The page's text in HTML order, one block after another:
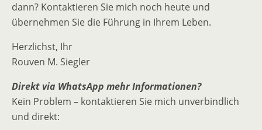
dann? Kontaktieren Sie mich noch heute und
übernehmen Sie die Führung in Ihrem Leben.
Herzlichst, Ihr
Rouven M. Siegler
Direkt via WhatsApp mehr Informationen?
Kein Problem – kontaktieren Sie mich unverbindlich
und direkt: